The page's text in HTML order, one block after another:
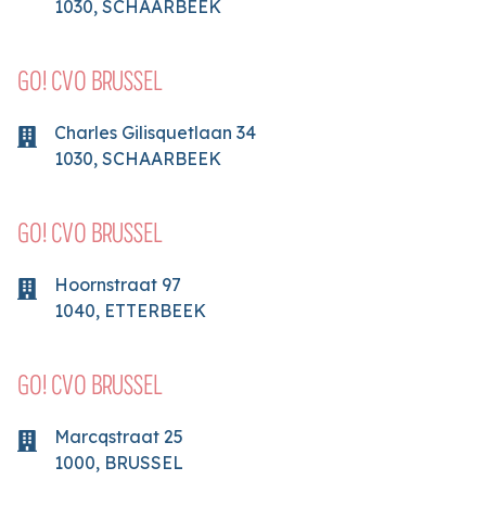
1030, SCHAARBEEK
GO! CVO BRUSSEL
Charles Gilisquetlaan 34
1030, SCHAARBEEK
GO! CVO BRUSSEL
Hoornstraat 97
1040, ETTERBEEK
GO! CVO BRUSSEL
Marcqstraat 25
1000, BRUSSEL